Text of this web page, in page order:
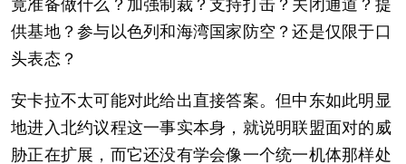
竟准备做什么？加强制裁？支持打击？关闭通道？提
供基地？参与以色列和海湾国家防空？还是仅限于口
头表态？
安卡拉不太可能对此给出直接答案。但中东如此明显
地进入北约议程这一事实本身，就说明联盟面对的威
胁正在扩展，而它还没有学会像一个统一机体那样处